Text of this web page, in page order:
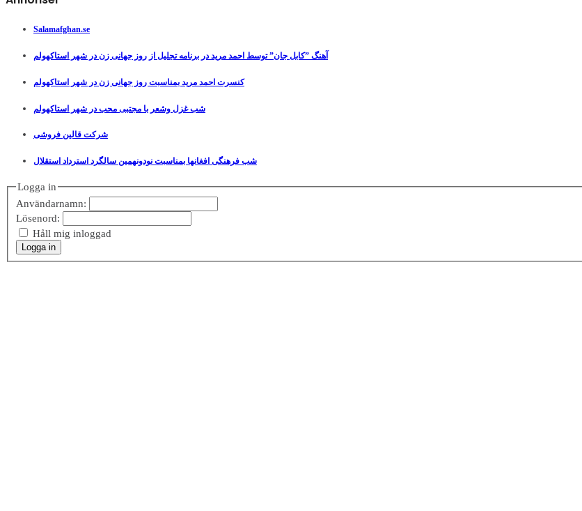
Salamafghan.se
آهنگ ”کابل جان” توسط احمد مرید در برنامه تجلیل از روز جهانی زن در شهر استاکهولم
کنسرت احمد مرید بمناسبت روز جهانی زن در شهر استاکهولم
شب غزل وشعر با مجتبی محب در شهر استاکهولم
شرکت قالین فروشی
شب فرهنگی افغانها بمناسبت نودونهمین سالگرد استرداد استقلال
Logga in
Användarnamn:
Lösenord:
Håll mig inloggad
Logga in